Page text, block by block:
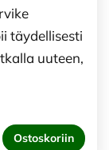
täydellisesti
uuteen,
Ostoskoriin